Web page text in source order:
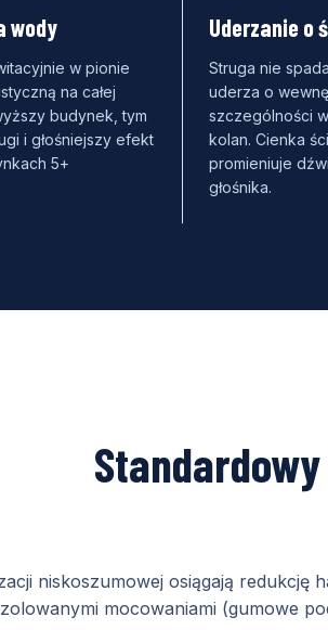
wody
w pionie
na całej
budynek, tym
i głośniejszy efekt
5+
Uderzanie o
Struga nie
uderza o
szczególności
kolan. Cienka
promieniuje
głośnika.
niskoszumowej osiągają redukcję
mocowaniami (gumowe